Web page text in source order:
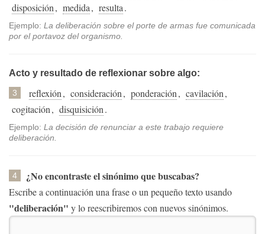
disposición, medida, resulta.
Ejemplo: La deliberación sobre el porte de armas fue comunicada
por el portavoz del organismo.
Acto y resultado de reflexionar sobre algo:
3 reflexión, consideración, ponderación, cavilación,
cogitación, disquisición.
Ejemplo: La decisión de renunciar a este trabajo requiere
deliberación.
4 ¿No encontraste el sinónimo que buscabas?
Escribe a continuación una frase o un pequeño texto usando
"deliberación" y lo reescribiremos con nuevos sinónimos.